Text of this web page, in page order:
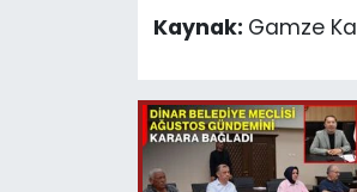
Kaynak: Gamze